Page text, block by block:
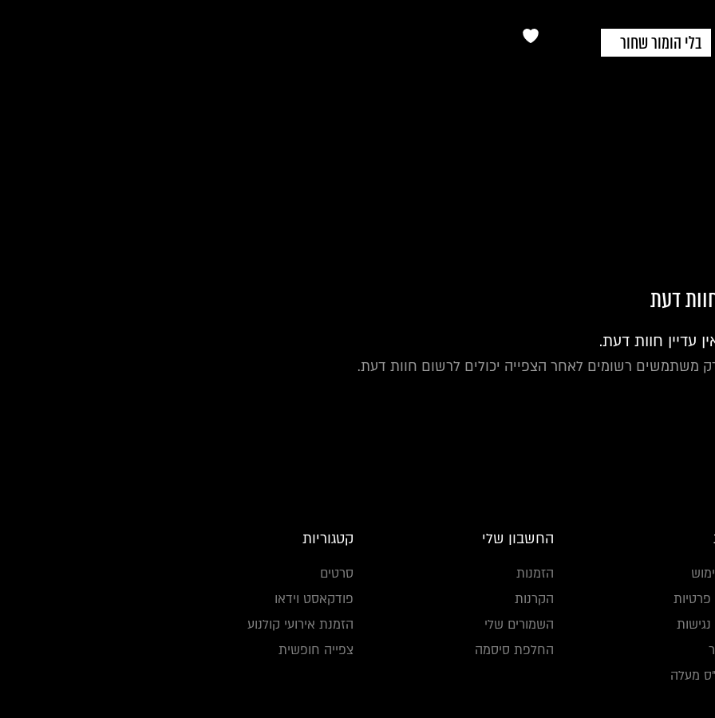
בלי הומור שחור
דעת
עדיין חוות דעת.
משתמשים רשומים לאחר הצפייה יכולים לרשום חוות דעת.
פרטיות
מעלה
החשבון שלי
הזמנות
הקרנות
השמורים שלי
החלפת סיסמה
קטגוריות
סרטים
פודקאסט וידאו
הזמנת אירועי קולנוע
צפייה חופשית